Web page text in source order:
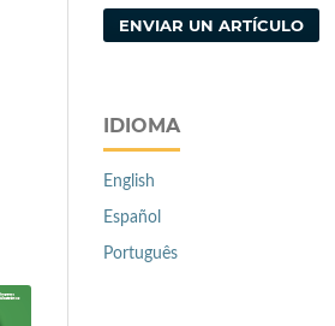
ENVIAR UN ARTÍCULO
IDIOMA
English
Español
Português